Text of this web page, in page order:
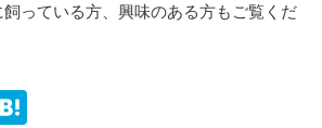
っている方、興味のある方もご覧くだ